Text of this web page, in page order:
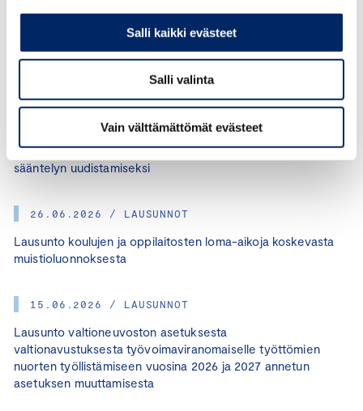
Salli kaikki evästeet
Salli valinta
Vain välttämättömät evästeet
26.06.2026 / LAUSUNNOT
Lausunto luonnoksesta hallituksen esitykseksi
ulkomaalaista kasvuyrittäjää ja yrittäjää koskevan
sääntelyn uudistamiseksi
26.06.2026 / LAUSUNNOT
Lausunto koulujen ja oppilaitosten loma-aikoja koskevasta
muistioluonnoksesta
15.06.2026 / LAUSUNNOT
Lausunto valtioneuvoston asetuksesta
valtionavustuksesta työvoimaviranomaiselle työttömien
nuorten työllistämiseen vuosina 2026 ja 2027 annetun
asetuksen muuttamisesta
taloudellisessa tilanteessa irrallaan muista